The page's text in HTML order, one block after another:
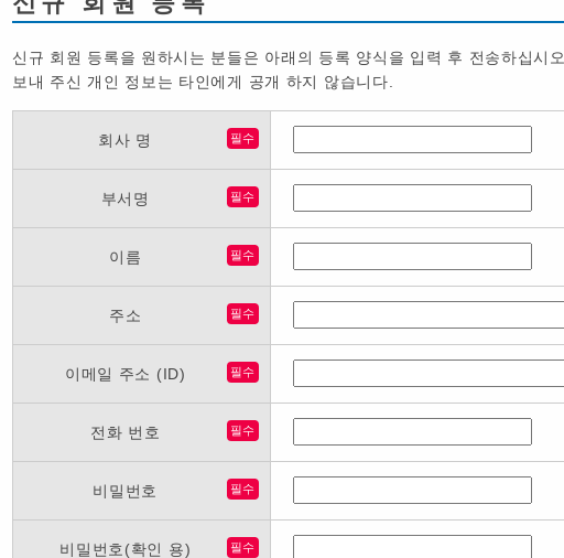
신규 회원 등록을 원하시는 분들은 아래의 등록 양식을 입력 후 전송하십시오.
보내 주신 개인 정보는 타인에게 공개 하지 않습니다.
회사 명 필수
부서명 필수
이름 필수
주소 필수
이메일 주소 (ID) 필수
전화 번호 필수
비밀번호 필수
비밀번호(확인 용) 필수